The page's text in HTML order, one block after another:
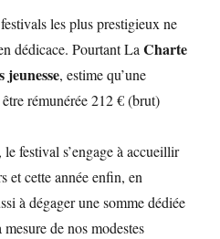
les plus prestigieux ne
dédicace. Pourtant LaCharte
jeunesse, estime qu’une
rémunérée 212 € (brut)
festival s’engage à accueillir
et cette année enfin, en
à dégager une somme dédiée
de nos modestes